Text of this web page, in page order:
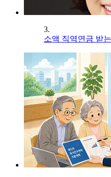
3.
소액 직역연금 받